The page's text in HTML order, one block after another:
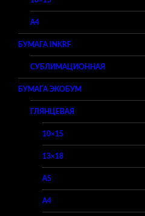
A4
БУМАГА INKRF
СУБЛИМАЦИОННАЯ
БУМАГА ЭКОБУМ
ГЛЯНЦЕВАЯ
10×15
13×18
A5
A4